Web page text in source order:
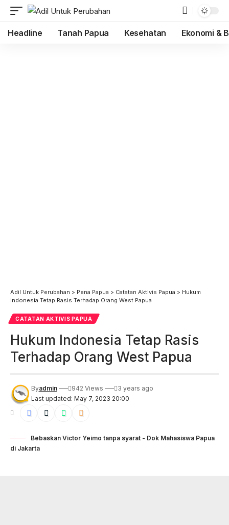
Headline Tanah Papua Kesehatan Ekonomi &
Adil Untuk Perubahan > Pena Papua > Catatan Aktivis Papua > Hukum
Indonesia Tetap Rasis Terhadap Orang West Papua
CATATAN AKTIVIS PAPUA
Hukum Indonesia Tetap Rasis
Terhadap Orang West Papua
Last updated: May 7, 2023 20:00
Byadmin 942 Views 3 years ago
Bebaskan Victor Yeimo tanpa syarat - Dok Mahasiswa Papua
di Jakarta